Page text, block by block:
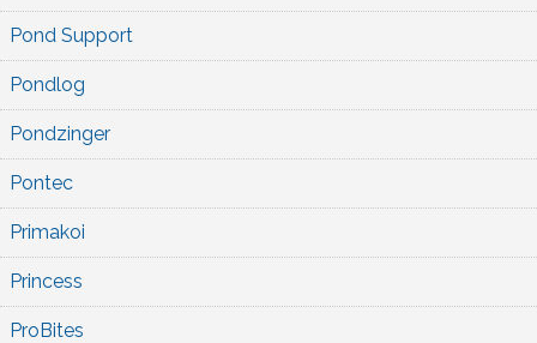
Pond Support
Pondlog
Pondzinger
Pontec
Primakoi
Princess
ProBites